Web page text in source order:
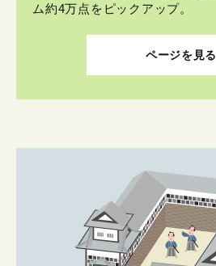
ム約4万点をピックアップ。
ページを見る